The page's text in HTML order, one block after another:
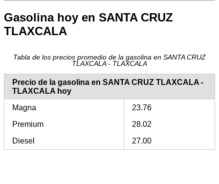
Gasolina hoy en SANTA CRUZ
TLAXCALA
Tabla de los precios promedio de la gasolina en SANTA CRUZ
TLAXCALA - TLAXCALA
Precio de la gasolina en SANTA CRUZ TLAXCALA -
TLAXCALA hoy
Magna
23.76
Premium
28.02
Diesel
27.00